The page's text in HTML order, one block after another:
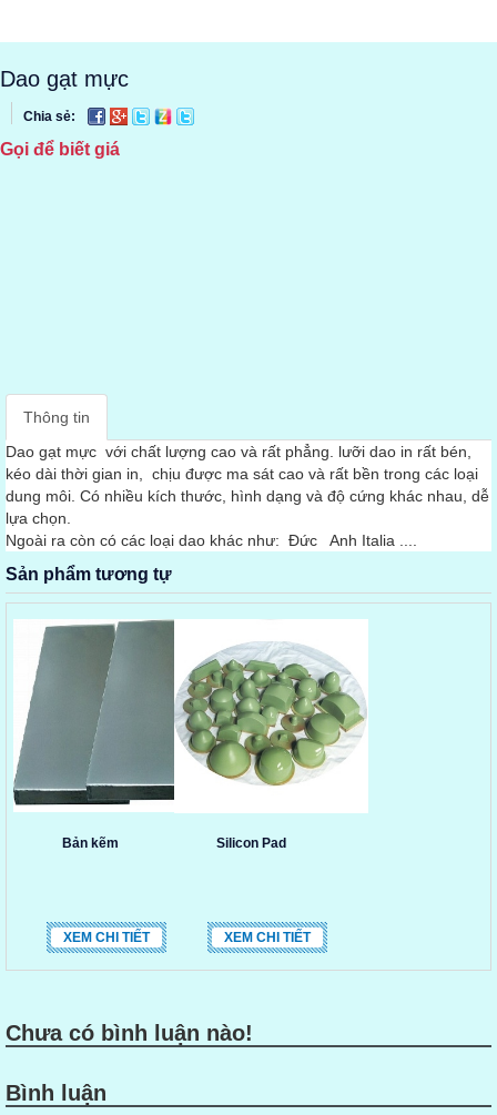
Dao gạt mực
Chia sẻ:
Gọi để biết giá
Thông tin
Dao gạt mực với chất lượng cao và rất phẳng. lưỡi dao in rất bén,
kéo dài thời gian in, chịu được ma sát cao và rất bền trong các loại
dung môi. Có nhiều kích thước, hình dạng và độ cứng khác nhau, dễ
lựa chọn.
Ngoài ra còn có các loại dao khác như: Đức Anh Italia ....
Sản phẩm tương tự
Bản kẽm
XEM CHI TIẾT
Silicon Pad
XEM CHI TIẾT
Chưa có bình luận nào!
Bình luận